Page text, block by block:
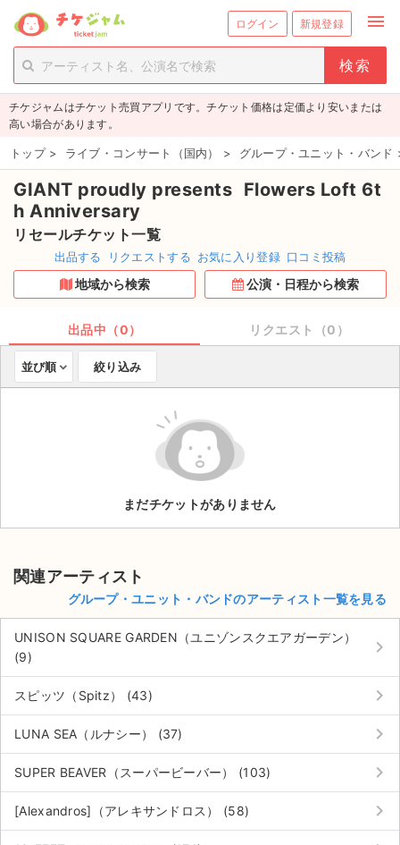
ログイン 新規登録 menu
person_add 新規会員登録
チケットを探す
新着チケット
値下げしたチケット
都道府県からチケットを探す
もうすぐ開催のチケット
取扱チケット
ライブ・コンサート（海外）
ご利用ガイド
ご利用ガイド
手数料・お支払い方法
AIに質問する
よくある質問
お知らせ
チケジャムはチケット売買アプリです。チケット価格は定価より安いまたは
高い場合があります。
トップ > ライブ・コンサート（国内） > グループ・ユニット・バンド
GIANT proudly presents Flowers Loft 6t
h Anniversary
リセールチケット一覧
出品する リクエストする お気に入り登録 口コミ投稿
地域から検索 公演・日程から検索
出品中（0） リクエスト（0）
並び順 絞り込み
まだチケットがありません
関連アーティスト
グループ・ユニット・バンドのアーティスト一覧を見る
UNISON SQUARE GARDEN（ユニゾンスクエアガーデン）
(9)
keyboard_arrow_right
スピッツ（Spitz） (43) keyboard_arrow_right
LUNA SEA（ルナシー） (37) keyboard_arrow_right
SUPER BEAVER（スーパービーバー） (103) keyboard_arrow_right
[Alexandros]（アレキサンドロス） (58) keyboard_arrow_right